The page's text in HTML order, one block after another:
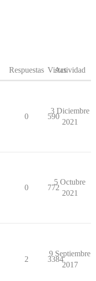
Respuestas Vistas
Actividad
0 590
3 Diciembre
2021
0 772
5 Octubre
2021
2 3384
9 Septiembre
2017